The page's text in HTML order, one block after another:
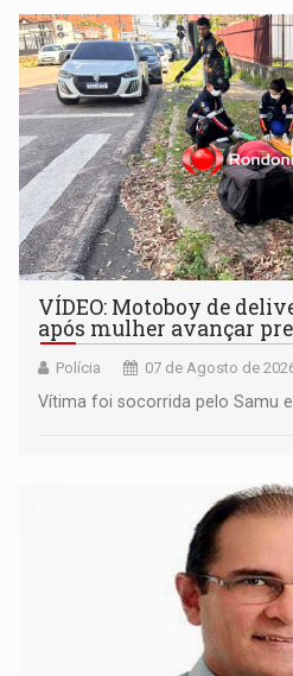
remover as contas
VÍDEO: Motoboy de
após mulher avançar
Polícia 07 de Agosto de
Vítima foi socorrida pelo Samu